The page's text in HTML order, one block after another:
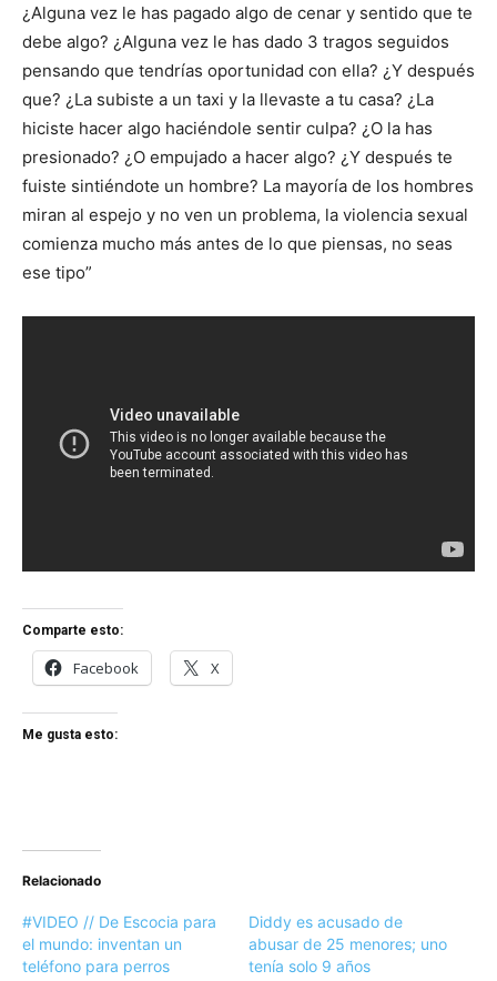
¿Alguna vez le has pagado algo de cenar y sentido que te
debe algo? ¿Alguna vez le has dado 3 tragos seguidos
pensando que tendrías oportunidad con ella? ¿Y después
que? ¿La subiste a un taxi y la llevaste a tu casa? ¿La
hiciste hacer algo haciéndole sentir culpa? ¿O la has
presionado? ¿O empujado a hacer algo? ¿Y después te
fuiste sintiéndote un hombre? La mayoría de los hombres
miran al espejo y no ven un problema, la violencia sexual
comienza mucho más antes de lo que piensas, no seas
ese tipo”
Comparte esto:
Facebook X
Me gusta esto:
Relacionado
#VIDEO // De Escocia para
el mundo: inventan un
teléfono para perros
Diddy es acusado de
abusar de 25 menores; uno
tenía solo 9 años